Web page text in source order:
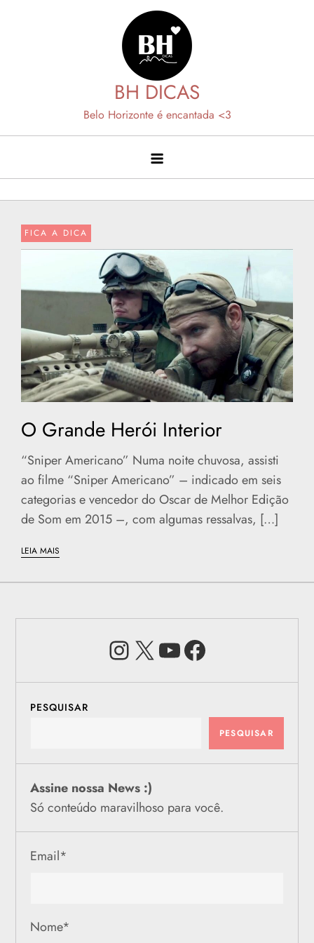
BH DICAS
Belo Horizonte é encantada <3
FICA A DICA
O Grande Herói Interior
“Sniper Americano” Numa noite chuvosa, assisti
ao filme “Sniper Americano” – indicado em seis
categorias e vencedor do Oscar de Melhor Edição
de Som em 2015 –, com algumas ressalvas, […]
LEIA MAIS
Instagram
X Youtube
PESQUISAR
PESQUISAR
Assine nossa News :)
Só conteúdo maravilhoso para você.
Email*
Nome*